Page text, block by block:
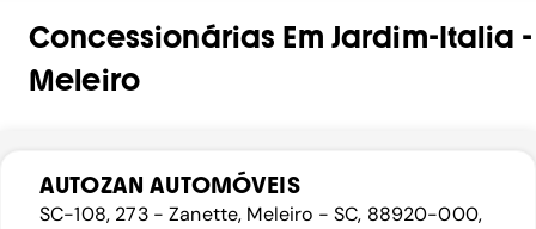
Concessionárias Em Jardim-Italia -
Meleiro
AUTOZAN AUTOMÓVEIS
SC-108, 273 - Zanette, Meleiro - SC, 88920-000,